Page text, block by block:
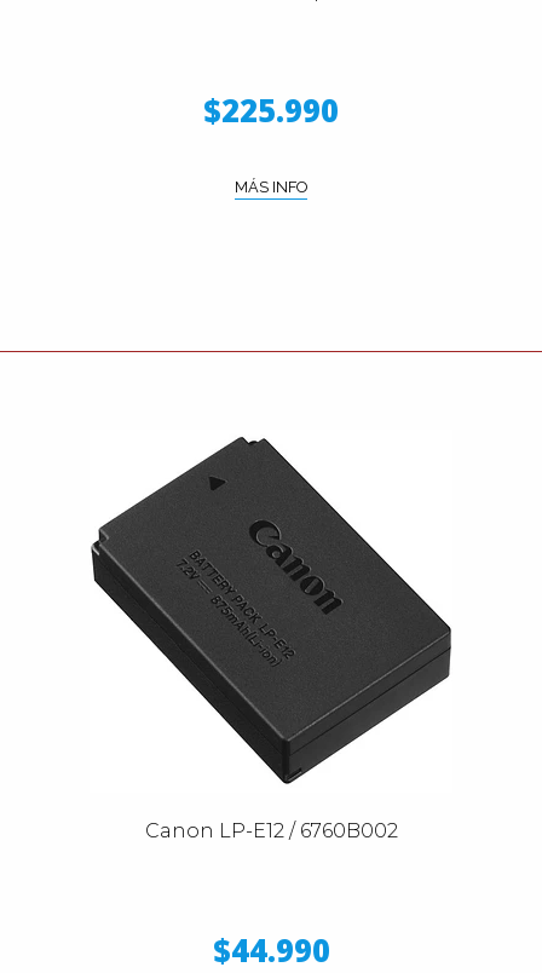
$225.990
MÁS INFO
Canon LP-E12 / 6760B002
$44.990